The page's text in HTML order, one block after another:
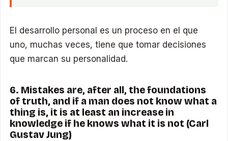
El desarrollo personal es un proceso en el que
uno, muchas veces, tiene que tomar decisiones
que marcan su personalidad.
6. Mistakes are, after all, the foundations
of truth, and if a man does not know what a
thing is, it is at least an increase in
knowledge if he knows what it is not (Carl
Gustav Jung)